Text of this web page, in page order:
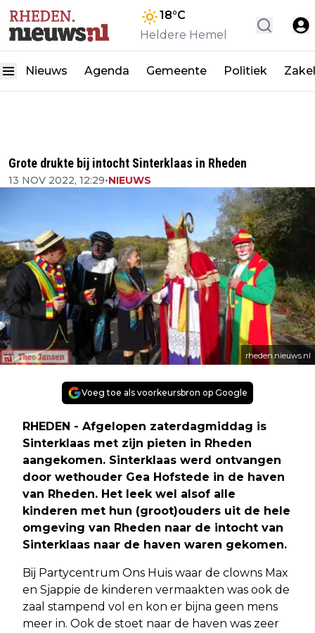
18°C
Heldere Hemel
Nieuws Agenda Gemeente Politiek
Grote drukte bij intocht Sinterklaas in Rheden
13 NOV 2022, 12:29•NIEUWS
rheden.nieuws.nl
Voeg toe als voorkeursbron op Google
RHEDEN - Afgelopen zaterdagmiddag is
Sinterklaas met zijn pieten in Rheden
aangekomen. Sinterklaas werd ontvangen
door wethouder Gea Hofstede in de haven
van Rheden. Het leek wel alsof alle
kinderen met hun (groot)ouders uit de hele
omgeving van Rheden naar de intocht van
Sinterklaas naar de haven waren gekomen.
Bij Partycentrum Ons Huis waar de clowns Max
en Sjappie de kinderen vermaakten was ook de
zaal stampend vol en kon er bijna geen mens
meer in. Ook de stoet naar de haven was zeer